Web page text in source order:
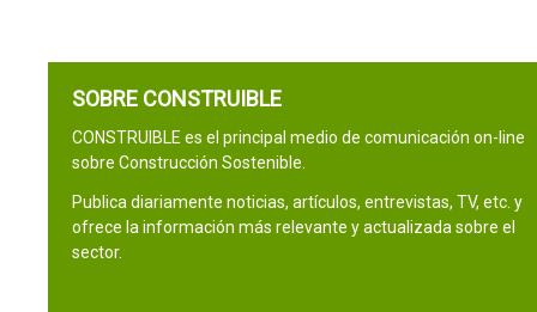
SOBRE CONSTRUIBLE
CONSTRUIBLE es el principal medio de comunicación on-line
sobre Construcción Sostenible.
Publica diariamente noticias, artículos, entrevistas, TV, etc. y
ofrece la información más relevante y actualizada sobre el
sector.